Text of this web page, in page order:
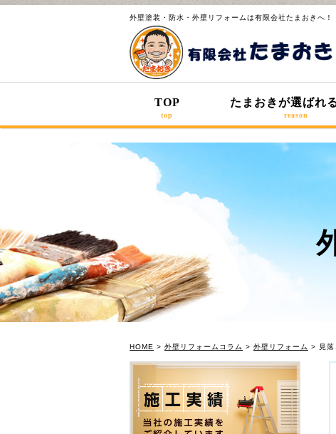
外壁塗装・防水・外壁リフォームは有限会社たまおきへ！
TOP
top
たまおきが選ばれ
reason
HOME > 外壁リフォームコラム > 外壁リフォーム > 見落